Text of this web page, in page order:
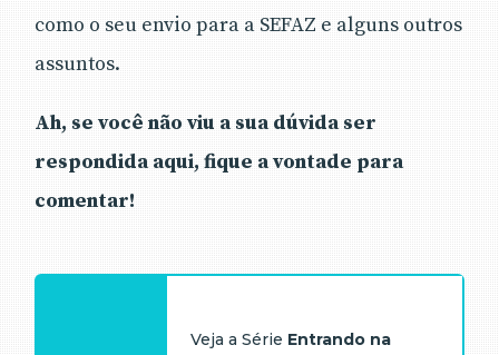
como o seu envio para a SEFAZ e alguns outros
assuntos.
Ah, se você não viu a sua dúvida ser
respondida aqui, fique a vontade para
comentar!
Veja a Série Entrando na